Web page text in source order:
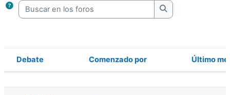
Buscar en los foros
Buscar en los
Estado
Debate Comenzado por Último